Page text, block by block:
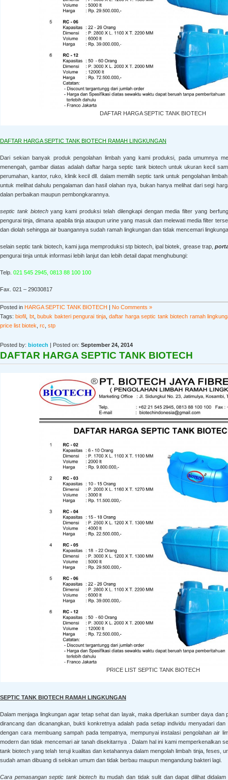
DAFTAR HARGA SEPTIC TANK BIOTECH
DAFTAR HARGA SEPTIC TANK BIOTECH RAMAH LINGKUNGAN
Dari sekian banyak produk pengolahan limbah yang kami produksi, pada umumnya
menengah, gambar diatas adalah daftar harga septic tank biotech untuk ukuran kecil
perumahan, kantor, ruko, klinik kecil dll. dalam memilih septic tank untuk pengolahan
untuk melihat dahulu pengalaman dan hasil olahan nya, bukan hanya melihat dari segi
dalan perbaikan maupun pembongkarannya.
septic tank biotechyang kami produksi telah dilengkapi dengan media filter yang
pengurai tinja, dimana apabila tinja ataupun urine yang masuk dan melewati media filter
dan diolah sehingga air buangannya sudah ramah lingkungan dan tidak mencemari
selain septic tank biotech, kami juga memproduksi stp biotech, ipal biotek, grease trap,
pengurai tinja untuk informasi lebih lanjut dan lebih detail dapat menghubungi:
Telp. 021 545 2945, 0813 88 100 100
Fax. 021 – 29030817
Posted in HARGA SEPTIC TANK BIOTECH | No Comments »
Tags:biofil bt,bubuk bakteri pengurai tinja,daftar harga septic tank biotech ramah
price list biotek rc stp
Posted by: biotech | Posted on: September 24, 2014
DAFTAR HARGA SEPTIC TANK BIOTECH
PRICE LIST SEPTIC TANK BIOTECH
SEPTIC TANK BIOTECH RAMAH LINGKUNGAN
Dalam menjaga lingkungan agar tetap sehat dan layak, maka diperlukan sumber daya
dirancang dan dicanangkan, bukti konkretnya adalah pada setiap individu menyadari
dengan cara membuang sampah pada tempatnya, mempunyai instalasi pengolahan air
modern dan tidak mencemari air tanah disekitarnya . Dalam hal ini kami memperkenalkan
tank biotech yang telah teruji kualitas dan ketahannya dalam mengolah limbah tinja, feses,
sudah aman dibuang di selokan umum dan tidak berbau maupun mengandung bakteri lagi.
Cara pemasangan septic tank biotech itu mudah dan tidak sulit dan dapat dilihat